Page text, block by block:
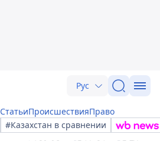
Рус
СтатьиПроисшествияПраво
#Казахстан в сравнении